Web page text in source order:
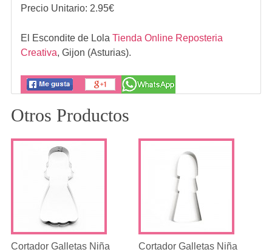
Precio Unitario: 2.95€
El Escondite de Lola Tienda Online Reposteria
Creativa, Gijon (Asturias).
Otros Productos
Cortador Galletas Niña
Cortador Galletas Niña